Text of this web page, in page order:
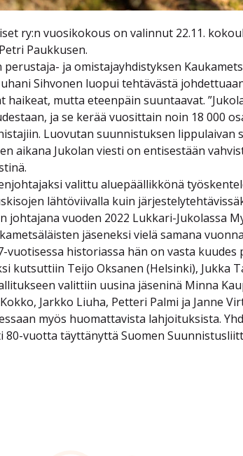
ry:n vuosikokous on valinnut 22.11.
Paukkusen.
perustaja- ja omistajayhdistyksen
Sihvonen luopui tehtävästä
haikeat, mutta eteenpäin suuntaavat.
ja se kerää vuosittain noin 18 000
Luovutan suunnistuksen lippulaivan
aikana Jukolan viesti on entisestään
valittu aluepäällikkönä
lähtöviivalla kuin
johtajana vuoden 2022 Lukkari-Jukolassa
jäseneksi vielä samana
vuotisessa historiassa hän on vasta
kutsuttiin Teijo Oksanen (Helsinki), Jukka
valittiin uusina jäseninä Minna
Jarkko Liuha, Petteri Palmi ja Janne
myös huomattavista lahjoituksista.
80-vuotta täyttänyttä Suomen